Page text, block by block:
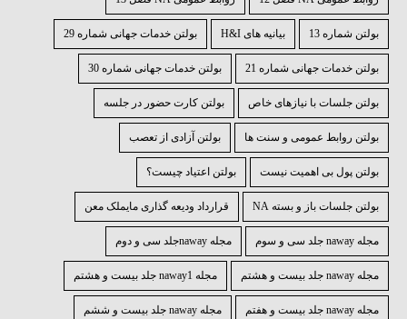
بولتن شماره 13 بیانیه های H&I بولتن خدمات جهانی شماره 29
بولتن خدمات جهانی شماره 21 بولتن خدمات جهانی شماره 30
بولتن جلسات با نیازهای خاص بولتن کارت حضور در جلسه
بولتن روابط عمومی و سنت ها بولتن آزادی از تعصب
بولتن پول بی اهمیت نیست بولتن اعتیاد چیست؟
بولتن جلسات باز و بسته NA قرارداد ودیعه گذاری مایملک معن
مجله naway جلد سی و سوم مجله nawayجلد سی و دوم
مجله naway جلد بیست و هشتم مجله naway1 جلد بیست و هشتم
مجله naway جلد بیست و هفتم مجله naway جلد بیست و ششم